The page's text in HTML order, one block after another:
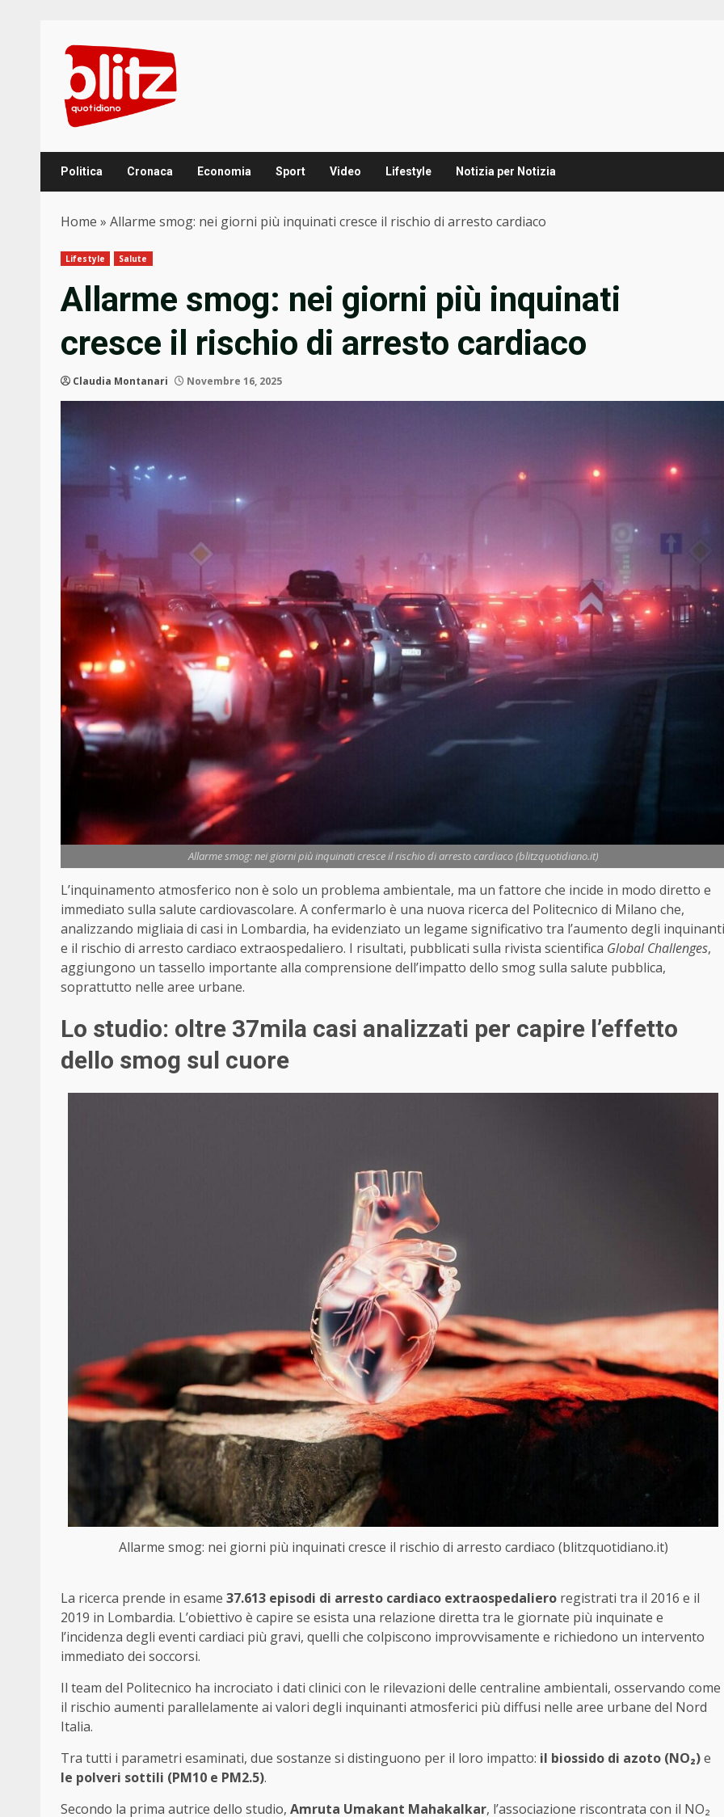
content
Politica Cronaca Economia Sport Video Lifestyle Notizia per Notizia
Home » Allarme smog: nei giorni più inquinati cresce il rischio di arresto cardiaco
Lifestyle Salute
Allarme smog: nei giorni più inquinati
cresce il rischio di arresto cardiaco
Claudia Montanari Novembre 16, 2025
Allarme smog: nei giorni più inquinati cresce il rischio di arresto cardiaco (blitzquotidiano.it)
L’inquinamento atmosferico non è solo un problema ambientale, ma un fattore che incide in modo diretto e
immediato sulla salute cardiovascolare. A confermarlo è una nuova ricerca del Politecnico di Milano che,
analizzando migliaia di casi in Lombardia, ha evidenziato un legame significativo tra l’aumento degli inquinanti
e il rischio di arresto cardiaco extraospedaliero. I risultati, pubblicati sulla rivista scientifica Global Challenges,
aggiungono un tassello importante alla comprensione dell’impatto dello smog sulla salute pubblica,
soprattutto nelle aree urbane.
Lo studio: oltre 37mila casi analizzati per capire l’effetto
dello smog sul cuore
Allarme smog: nei giorni più inquinati cresce il rischio di arresto cardiaco (blitzquotidiano.it)
La ricerca prende in esame 37.613 episodi di arresto cardiaco extraospedaliero registrati tra il 2016 e il
2019 in Lombardia. L’obiettivo è capire se esista una relazione diretta tra le giornate più inquinate e
l’incidenza degli eventi cardiaci più gravi, quelli che colpiscono improvvisamente e richiedono un intervento
immediato dei soccorsi.
Il team del Politecnico ha incrociato i dati clinici con le rilevazioni delle centraline ambientali, osservando come
il rischio aumenti parallelamente ai valori degli inquinanti atmosferici più diffusi nelle aree urbane del Nord
Italia.
Tra tutti i parametri esaminati, due sostanze si distinguono per il loro impatto: il biossido di azoto (NO₂)e
le polveri sottili (PM10 e PM2.5).
Secondo la prima autrice dello studio, Amruta Umakant Mahakalkar, l’associazione riscontrata con il NO₂